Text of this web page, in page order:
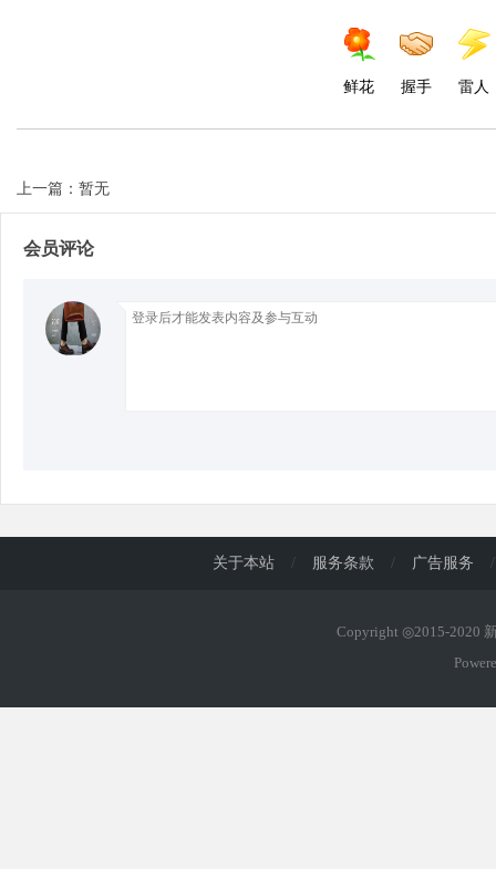
鲜花 握手 雷人
上一篇：暂无
会员评论
关于本站 / 服务条款 / 广告服务 /
Copyright ◎2015-2020